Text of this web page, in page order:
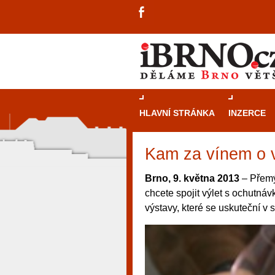
HLAVNÍ STRÁNKA INZERCE
Kam za vínem o
Brno, 9. května 2013 –
chcete spojit výlet s
výstavy, které se uskuteční v
návštěvníky, tak pro příležitostné